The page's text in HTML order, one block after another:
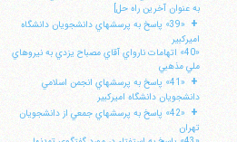
به عنوان آخرين راه حل]
+
«39» پاسخ به پرسشهاي دانشجويان دانشگاه
اميركبير
«40» اتهامات نارواي آقاي مصباح يزدي به نيروهاي
ملي مذهبي
+
«41» پاسخ به پرسشهاي انجمن اسلامي
دانشجويان دانشگاه اميركبير
+
«42» پاسخ به پرسشهاي جمعي از دانشجويان
تهران